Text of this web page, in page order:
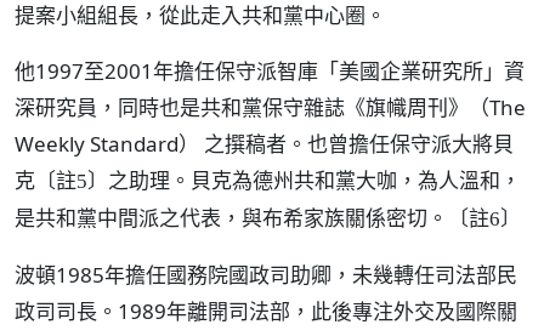
提案小組組長，從此走入共和黨中心圈。
他1997至2001年擔任保守派智庫「美國企業研究所」資
深研究員，同時也是共和黨保守雜誌《旗幟周刊》（The
Weekly Standard） 之撰稿者。也曾擔任保守派大將貝
克 〔註5〕 之助理。貝克為德州共和黨大咖，為人溫和，
是共和黨中間派之代表，與布希家族關係密切。
〔註6〕
波頓1985年擔任國務院國政司助卿，未幾轉任司法部民
政司司長。1989年離開司法部，此後專注外交及國際關